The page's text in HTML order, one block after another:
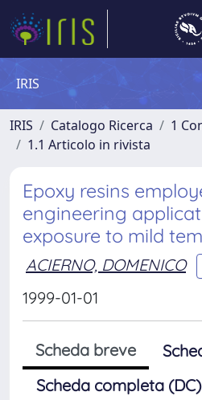
IRIS
IRIS Catalogo Ricerca
1
1.1 Articolo in rivista
Epoxy resins
engineering
exposure to mild
ACIERNO, DOMENICO
1999-01-01
Scheda breve
Scheda completa (DC)